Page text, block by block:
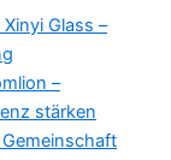
Glass –
–
stärken